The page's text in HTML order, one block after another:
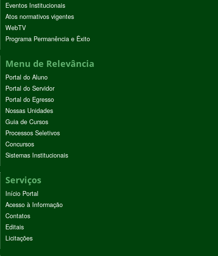
Eventos Institucionais
Atos normativos vigentes
WebTV
Programa Permanência e Êxito
Menu de Relevância
Portal do Aluno
Portal do Servidor
Portal do Egresso
Nossas Unidades
Guia de Cursos
Processos Seletivos
Concursos
Sistemas Institucionais
Serviços
Início Portal
Acesso à Informação
Contatos
Editais
Licitações